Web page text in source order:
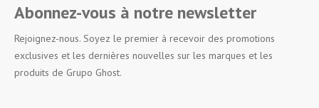
Abonnez-vous à notre newsletter
Rejoignez-nous. Soyez le premier à recevoir des promotions
exclusives et les dernières nouvelles sur les marques et les
produits de Grupo Ghost.